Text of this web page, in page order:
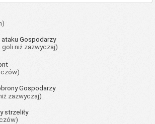
Gospodarzy
niż zazwyczaj)
Gospodarzy
zazwyczaj)
strzeliły